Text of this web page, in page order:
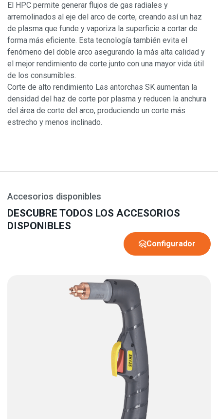
El HPC permite generar flujos de gas radiales y
arremolinados al eje del arco de corte, creando así un haz
de plasma que funde y vaporiza la superficie a cortar de
forma más eficiente. Esta tecnología también evita el
fenómeno del doble arco asegurando la más alta calidad y
el mejor rendimiento de corte junto con una mayor vida útil
de los consumibles.
Corte de alto rendimiento Las antorchas SK aumentan la
densidad del haz de corte por plasma y reducen la anchura
del área de corte del arco, produciendo un corte más
estrecho y menos inclinado.
Accesorios disponibles
DESCUBRE TODOS LOS ACCESORIOS
DISPONIBLES
Configurador